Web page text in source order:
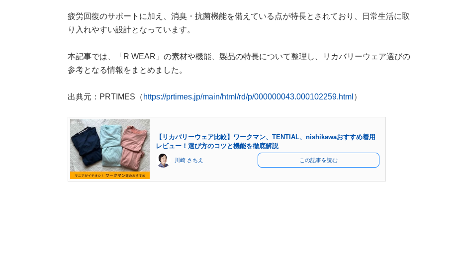
疲労回復のサポートに加え、消臭・抗菌機能を備えている点が特長とされており、日常生活に取
り入れやすい設計となっています。
本記事では、「R WEAR」の素材や機能、製品の特長について整理し、リカバリーウェア選びの
参考となる情報をまとめました。
出典元：PRTIMES（ https://prtimes.jp/main/html/rd/p/000000043.000102259.html ）
【リカバリーウェア比較】ワークマン、TENTIAL、nishikawaおすすめ着用
レビュー！選び方のコツと機能を徹底解説
川崎 さちえ この記事を読む